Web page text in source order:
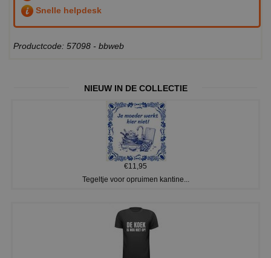
Snelle helpdesk
Productcode: 57098 - bbweb
NIEUW IN DE COLLECTIE
€11,95
Tegeltje voor opruimen kantine...